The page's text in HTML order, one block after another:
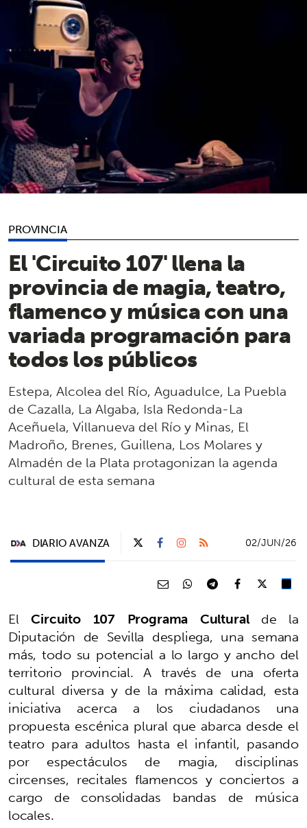
PROVINCIA
El 'Circuito 107' llena la
provincia de magia, teatro,
flamenco y música con una
variada programación para
todos los públicos
Estepa, Alcolea del Río, Aguadulce, La Puebla
de Cazalla, La Algaba, Isla Redonda-La
Aceñuela, Villanueva del Río y Minas, El
Madroño, Brenes, Guillena, Los Molares y
Almadén de la Plata protagonizan la agenda
cultural de esta semana
DIARIO AVANZA 02/JUN/26
ElCircuito 107 Programa Culturalde la
Diputación de Sevilla despliega, una semana
más, todo su potencial a lo largo y ancho del
territorio provincial. A través de una oferta
cultural diversa y de la máxima calidad, esta
iniciativa acerca a los ciudadanos una
propuesta escénica plural que abarca desde el
teatro para adultos hasta el infantil, pasando
por espectáculos de magia, disciplinas
circenses, recitales flamencos y conciertos a
cargo de consolidadas bandas de música
locales.